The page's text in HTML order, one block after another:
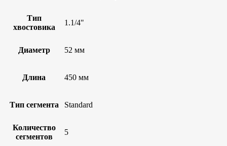
Тип
хвостовика
1.1/4"
Диаметр 52 мм
Длина 450 мм
Тип сегмента Standard
Количество
сегментов
5